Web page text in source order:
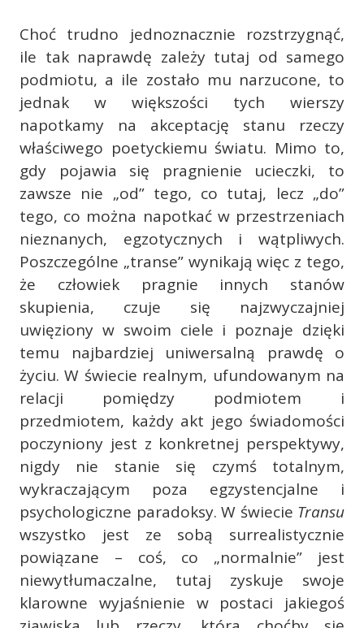
Choć trudno jednoznacznie rozstrzygnąć,
ile tak naprawdę zależy tutaj od samego
podmiotu, a ile zostało mu narzucone, to
jednak w większości tych wierszy
napotkamy na akceptację stanu rzeczy
właściwego poetyckiemu światu. Mimo to,
gdy pojawia się pragnienie ucieczki, to
zawsze nie „od” tego, co tutaj, lecz „do”
tego, co można napotkać w przestrzeniach
nieznanych, egzotycznych i wątpliwych.
Poszczególne „transe” wynikają więc z tego,
że człowiek pragnie innych stanów
skupienia, czuje się najzwyczajniej
uwięziony w swoim ciele i poznaje dzięki
temu najbardziej uniwersalną prawdę o
życiu. W świecie realnym, ufundowanym na
relacji pomiędzy podmiotem i
przedmiotem, każdy akt jego świadomości
poczyniony jest z konkretnej perspektywy,
nigdy nie stanie się czymś totalnym,
wykraczającym poza egzystencjalne i
psychologiczne paradoksy. W świecie Transu
wszystko jest ze sobą surrealistycznie
powiązane – coś, co „normalnie” jest
niewytłumaczalne, tutaj zyskuje swoje
klarowne wyjaśnienie w postaci jakiegoś